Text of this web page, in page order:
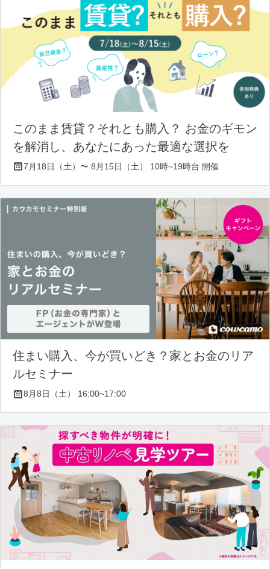
このまま賃貸？それとも購入？ お金のギモン
を解消し、あなたにあった最適な選択を
7月18日（土）〜 8月15日（土） 10時~19時台 開催
住まい購入、今が買いどき？家とお金のリア
ルセミナー
8月8日（土） 16:00~17:00